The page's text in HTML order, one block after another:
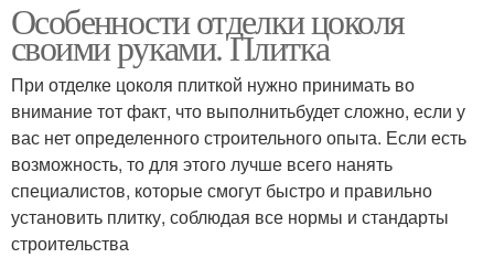
Особенности отделки цоколя
своими руками. Плитка
При отделке цоколя плиткой нужно принимать во
внимание тот факт, что выполнитьбудет сложно, если у
вас нет определенного строительного опыта. Если есть
возможность, то для этого лучше всего нанять
специалистов, которые смогут быстро и правильно
установить плитку, соблюдая все нормы и стандарты
строительства